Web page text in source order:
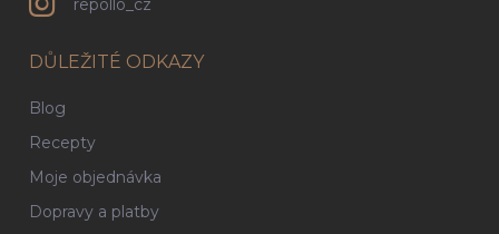
repollo_cz
DŮLEŽITÉ ODKAZY
Blog
Recepty
Moje objednávka
Dopravy a platby